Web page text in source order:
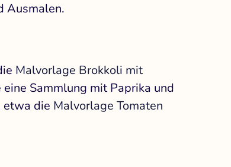
Ausmalen.
Malvorlage Brokkoli mit
Sammlung mit Paprika und
etwa die Malvorlage Tomaten